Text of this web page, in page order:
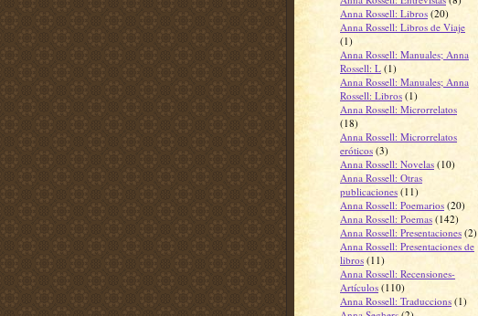
Anna Rossell: Libros (20)
Anna Rossell: Libros de Viaje
(1)
Anna Rossell: Manuales; Anna
Rossell: L (1)
Anna Rossell: Manuales; Anna
Rossell: Libros (1)
Anna Rossell: Microrrelatos
(18)
Anna Rossell: Microrrelatos
eróticos (3)
Anna Rossell: Novelas (10)
Anna Rossell: Otras
publicaciones (11)
Anna Rossell: Poemarios (20)
Anna Rossell: Poemas (142)
Anna Rossell: Presentaciones (2)
Anna Rossell: Presentaciones de
libros (11)
Anna Rossell: Recensiones-
Artículos (110)
Anna Rossell: Traduccions (1)